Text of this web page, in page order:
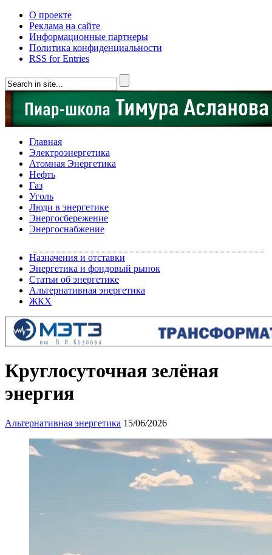
О проекте
Реклама на сайте
Информационные партнеры
Политика конфиденциальности
RSS for Entries
Главная
Электроэнергетика
Атомная Энергетика
Нефть
Газ
Уголь
Люди в энергетике
Энергосбережение
Энергоснабжение
Назначения и отставки
Энергетика и фондовый рынок
Статьи об энергетике
Альтернативная энергетика
ЖКХ
Круглосуточная зелёная
энергия
Альтернативная энергетика 15/06/2026